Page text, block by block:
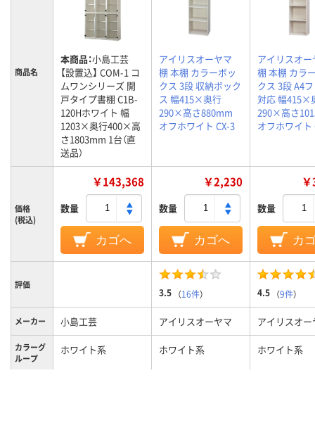
商品名
本商品：小島工芸
【設置込】 COM-1 コ
ムワンシリーズ 開
戸タイプ書棚 C1B-
120Hホワイト 幅
1203×奥行400×高
さ1803mm 1台（直
送品）
アイリスオーヤマ
棚 本棚 カラーボッ
クス 3段 収納ボック
ス 幅415×奥行
290×高さ880mm
オフホワイト CX-3
アイリスオー
棚 本棚 カラ
クス 3段 A4
対応 幅415×
290×高さ
オフホワイト
価格
(税込)
￥143,368
数量
カゴへ
￥2,230
数量
カゴへ
数量
カ
評価
3.5 （16件） 4.5 （9件）
メーカー 小島工芸 アイリスオーヤマ アイリスオー
カラーグ
ループ
ホワイト系 ホワイト系 ホワイト系